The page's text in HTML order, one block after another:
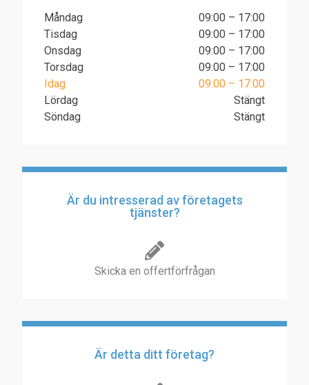
Måndag
09:00 – 17:00
Tisdag
09:00 – 17:00
Onsdag
09:00 – 17:00
Torsdag
09:00 – 17:00
Idag
09:00 – 17:00
Lördag
Stängt
Söndag
Stängt
Är du intresserad av företagets
tjänster?
Skicka en offertförfrågan
Är detta ditt företag?